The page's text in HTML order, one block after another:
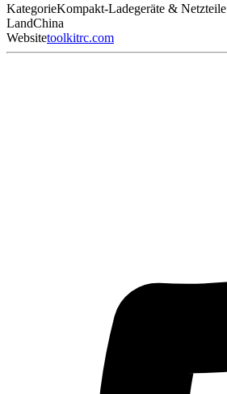
KategorieKompakt-Ladegeräte & Netzteile
LandChina
Websitetoolkitrc.com